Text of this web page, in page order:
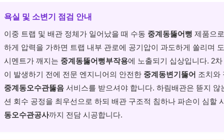
욕실 및 소변기 점검 안내
이중 트랩 및 배관 정체가 일어났을 때 수동 중계동뚫어뻥 제품으
하게 압력을 가하면 트랩 내부 관로에 공기압이 과도하게 쏠리며
시멘트가 깨지는 중계동뚫어뻥부작용에 노출되기 십상입니다. 2차
이 발생하기 전에 전문 엔지니어의 안전한 중계동변기뚫어 조치와
중계동오수관뚫음서비스를 받으셔야 합니다. 하림배관은 뜯지 않
션 회수 공정을 최우선으로 하되 배관 구조적 침하나 파손이 심할
동오수관공사까지 전담 시공합니다.